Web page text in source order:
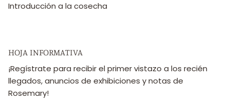
Introducción a la cosecha
HOJA INFORMATIVA
¡Regístrate para recibir el primer vistazo a los recién
llegados, anuncios de exhibiciones y notas de
Rosemary!